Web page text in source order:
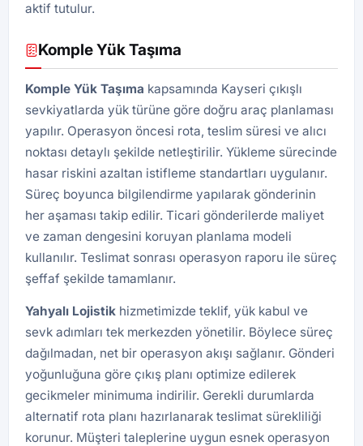
aktif tutulur.
Komple Yük Taşıma
Komple Yük Taşıma kapsamında Kayseri çıkışlı
sevkiyatlarda yük türüne göre doğru araç planlaması
yapılır. Operasyon öncesi rota, teslim süresi ve alıcı
noktası detaylı şekilde netleştirilir. Yükleme sürecinde
hasar riskini azaltan istifleme standartları uygulanır.
Süreç boyunca bilgilendirme yapılarak gönderinin
her aşaması takip edilir. Ticari gönderilerde maliyet
ve zaman dengesini koruyan planlama modeli
kullanılır. Teslimat sonrası operasyon raporu ile süreç
şeffaf şekilde tamamlanır.
Yahyalı Lojistik hizmetimizde teklif, yük kabul ve
sevk adımları tek merkezden yönetilir. Böylece süreç
dağılmadan, net bir operasyon akışı sağlanır. Gönderi
yoğunluğuna göre çıkış planı optimize edilerek
gecikmeler minimuma indirilir. Gerekli durumlarda
alternatif rota planı hazırlanarak teslimat sürekliliği
korunur. Müşteri taleplerine uygun esnek operasyon